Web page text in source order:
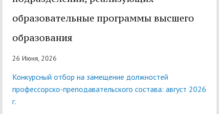
образовательные программы высшего
образования
26 Июня, 2026
Конкурсный отбор на замещение должностей
профессорско-преподавательского состава: август 2026
г.